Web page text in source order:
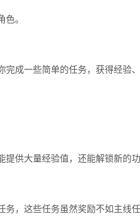
。
成一些简单的任务，获得经验
大量经验值，还能解锁新的功
，这些任务虽然奖励不如主线